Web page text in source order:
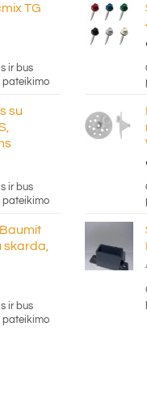
TG
ir bus
pateikimo
su
ir bus
pateikimo
skarda,
ir bus
pateikimo